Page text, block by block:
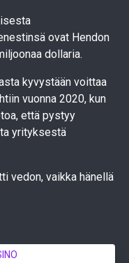
ovat Hendon
dollaria.
kyvystään voittaa
vuonna 2020, kun
että pystyy
yrityksestä
vedon, vaikka hänellä